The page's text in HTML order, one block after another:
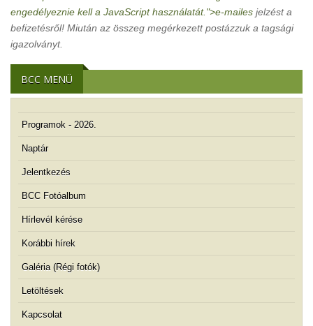
engedélyeznie kell a JavaScript használatát. ">e-mailes jelzést a
befizetésről! Miután az összeg megérkezett postázzuk a tagsági
igazolványt.
BCC MENÜ
Programok - 2026.
Naptár
Jelentkezés
BCC Fotóalbum
Hírlevél kérése
Korábbi hírek
Galéria (Régi fotók)
Letöltések
Kapcsolat